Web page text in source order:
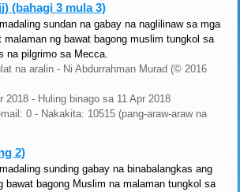
(bahagi 3 mula 3)
sundan na gabay na naglilinaw sa mga
malaman ng bawat bagong muslim tungkol sa
na pilgrimo sa Mecca.
na aralin - Ni Abdurrahman Murad (© 2016
2018 - Huling binago sa 11 Apr 2018
0 - Nakakita: 10515 (pang-araw-araw na
2)
sunding gabay na binabalangkas ang
bawat bagong Muslim na malaman tungkol sa